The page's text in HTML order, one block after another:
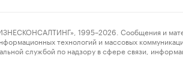
1995–2026. Сообщения и
технологий и массовых
службой по надзору в сфере связи,